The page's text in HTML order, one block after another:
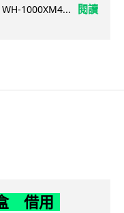
1000XM4...
閱讀
借用